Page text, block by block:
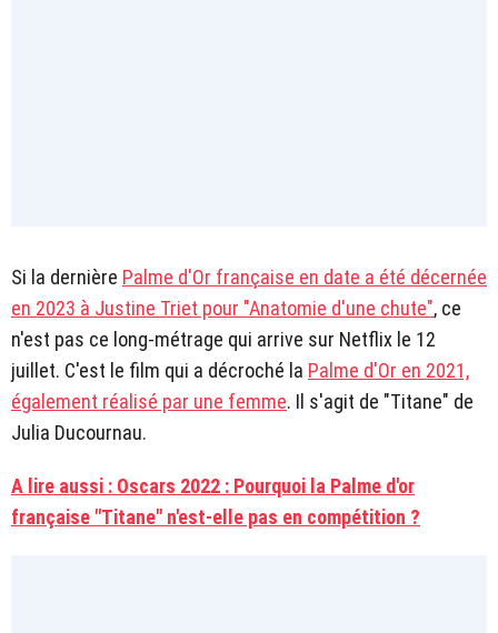
Si la dernière Palme d'Or française en date a été décernée
en 2023 à Justine Triet pour "Anatomie d'une chute", ce
n'est pas ce long-métrage qui arrive sur Netflix le 12
juillet. C'est le film qui a décroché la Palme d'Or en 2021,
également réalisé par une femme. Il s'agit de "Titane" de
Julia Ducournau.
A lire aussi : Oscars 2022 : Pourquoi la Palme d'or
française "Titane" n'est-elle pas en compétition ?